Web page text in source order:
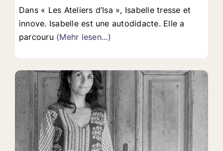
Dans « Les Ateliers d’Isa », Isabelle tresse et
innove. Isabelle est une autodidacte. Elle a
parcouru (Mehr lesen...)